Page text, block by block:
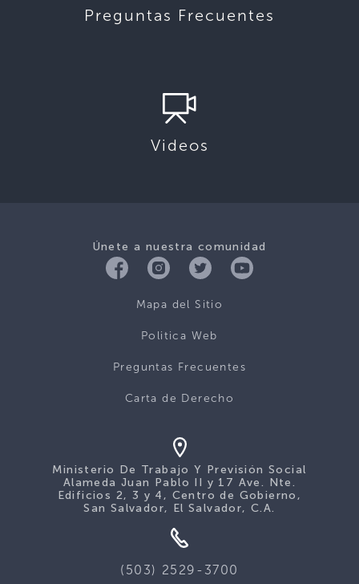
Preguntas Frecuentes
Videos
Únete a nuestra comunidad
Mapa del Sitio
Politica Web
Preguntas Frecuentes
Carta de Derecho
Ministerio De Trabajo Y Previsión Social
Alameda Juan Pablo II y 17 Ave. Nte.
Edificios 2, 3 y 4, Centro de Gobierno,
San Salvador, El Salvador, C.A.
(503) 2529-3700